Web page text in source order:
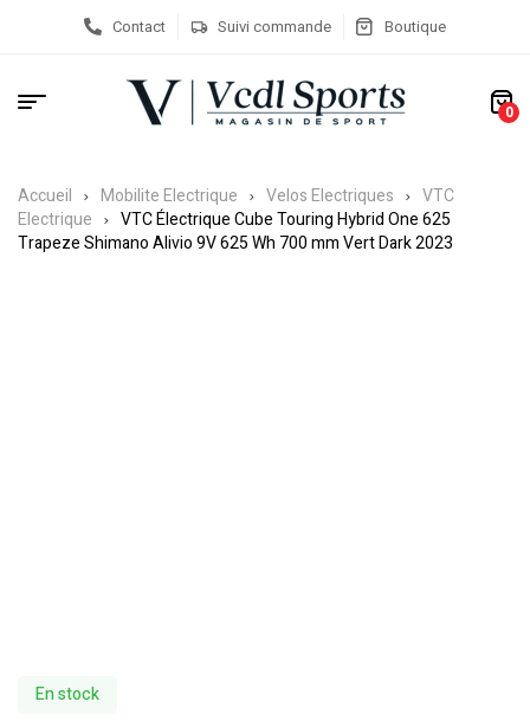
Contact Suivi commande Boutique
0
Accueil Mobilite Electrique Velos Electriques
VTC
Electrique
VTC Électrique Cube Touring Hybrid One 625
Trapeze Shimano Alivio 9V 625 Wh 700 mm Vert Dark 2023
En stock